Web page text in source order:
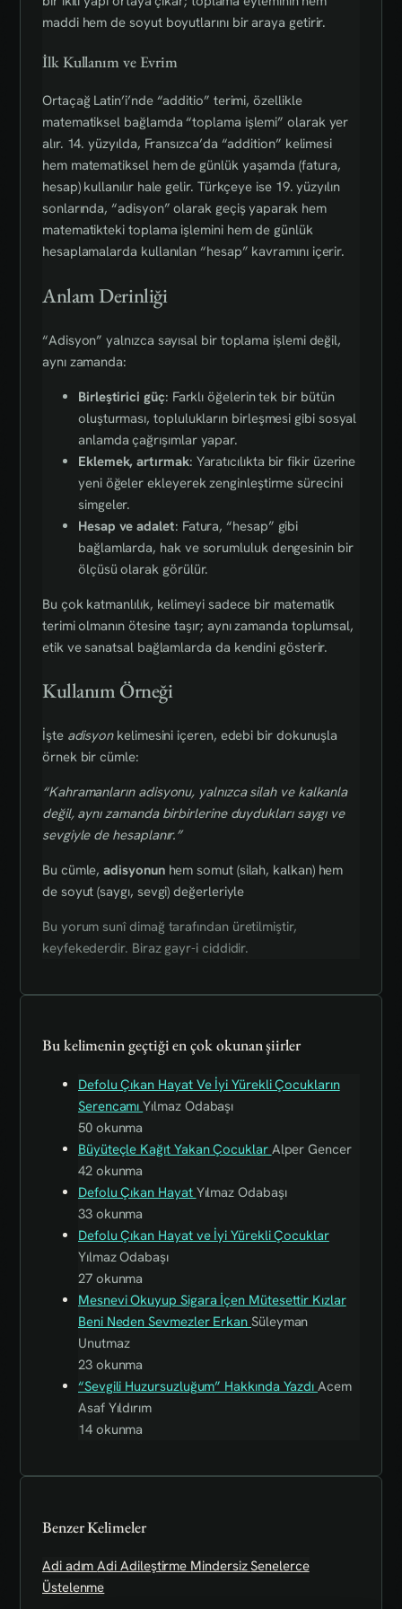
maddi hem de soyut boyutlarını bir araya getirir.
İlk Kullanım ve Evrim
Ortaçağ Latin’i’nde “additio” terimi, özellikle
matematiksel bağlamda “toplama işlemi” olarak yer
alır. 14. yüzyılda, Fransızca’da “addition” kelimesi
hem matematiksel hem de günlük yaşamda (fatura,
hesap) kullanılır hale gelir. Türkçeye ise 19. yüzyılın
sonlarında, “adisyon” olarak geçiş yaparak hem
matematikteki toplama işlemini hem de günlük
hesaplamalarda kullanılan “hesap” kavramını içerir.
Anlam Derinliği
“Adisyon” yalnızca sayısal bir toplama işlemi değil,
aynı zamanda:
Birleştirici güç: Farklı öğelerin tek bir bütün
oluşturması, toplulukların birleşmesi gibi sosyal
anlamda çağrışımlar yapar.
Eklemek, artırmak: Yaratıcılıkta bir fikir üzerine
yeni öğeler ekleyerek zenginleştirme sürecini
simgeler.
Hesap ve adalet: Fatura, “hesap” gibi
bağlamlarda, hak ve sorumluluk dengesinin bir
ölçüsü olarak görülür.
Bu çok katmanlılık, kelimeyi sadece bir matematik
terimi olmanın ötesine taşır; aynı zamanda toplumsal,
etik ve sanatsal bağlamlarda da kendini gösterir.
Kullanım Örneği
İşte adisyonkelimesini içeren, edebi bir dokunuşla
örnek bir cümle:
“Kahramanların adisyonu, yalnızca silah ve kalkanla
değil, aynı zamanda birbirlerine duydukları saygı ve
sevgiyle de hesaplanır.”
Bu cümle,adisyonunhem somut (silah, kalkan) hem
de soyut (saygı, sevgi) değerleriyle
Bu yorum sunî dimağ tarafından üretilmiştir,
keyfekederdir. Biraz gayr-i ciddidir.
Bu kelimenin geçtiği en çok okunan şiirler
Defolu Çıkan Hayat Ve İyi Yürekli Çocukların
SerencamıYılmaz Odabaşı
50 okunma
Büyüteçle Kağıt Yakan Çocuklar Alper Gencer
42 okunma
Defolu Çıkan Hayat Yılmaz Odabaşı
33 okunma
Defolu Çıkan Hayat ve İyi Yürekli Çocuklar
Yılmaz Odabaşı
27 okunma
Mesnevi Okuyup Sigara İçen Mütesettir Kızlar
Beni Neden Sevmezler Erkan Süleyman
Unutmaz
23 okunma
“Sevgili Huzursuzluğum” Hakkında YazdıAcem
Asaf Yıldırım
14 okunma
Benzer Kelimeler
Adi adımAdiAdileştirme MindersizSenelerce
Üstelenme